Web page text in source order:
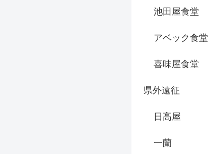
池田屋食堂
アベック食堂
喜味屋食堂
県外遠征
日高屋
一蘭